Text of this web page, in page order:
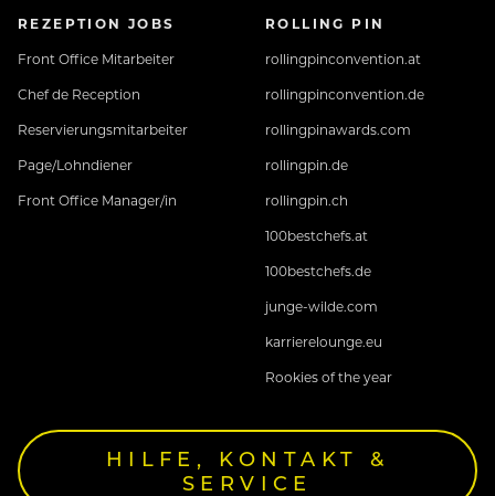
REZEPTION JOBS
Front Office Mitarbeiter
Chef de Reception
Reservierungsmitarbeiter
Page/Lohndiener
Front Office Manager/in
ROLLING PIN
rollingpinconvention.at
rollingpinconvention.de
rollingpinawards.com
rollingpin.de
rollingpin.ch
100bestchefs.at
100bestchefs.de
junge-wilde.com
karrierelounge.eu
Rookies of the year
HILFE, KONTAKT &
SERVICE